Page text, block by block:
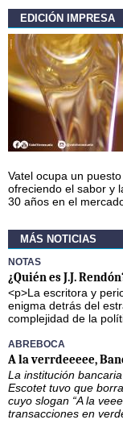
EDICIÓN IMPRESA
Vatel ocupa un
ofreciendo el sabor y
30 años en el
MÁS NOTICIAS
NOTAS
¿Quién es J.J.
<p>La escritora y
enigma detrás del
complejidad de la
ABREBOCA
A la verrdeeeee,
La institución
Escotet tuvo que
cuyo slogan “A la
transacciones en